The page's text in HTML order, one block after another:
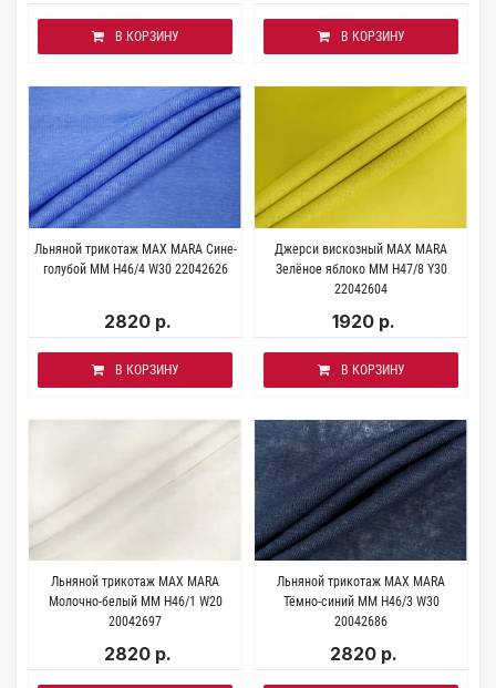
В КОРЗИНУ В КОРЗИНУ
Льняной трикотаж MAX MARA Сине-
голубой MM H46/4 W30 22042626
2820 р.
В КОРЗИНУ
Джерси вискозный MAX MARA
Зелёное яблоко MM H47/8 Y30
22042604
1920 р.
В КОРЗИНУ
Льняной трикотаж MAX MARA
Молочно-белый MM H46/1 W20
20042697
2820 р.
Льняной трикотаж MAX MARA
Тёмно-синий MM H46/3 W30
20042686
2820 р.